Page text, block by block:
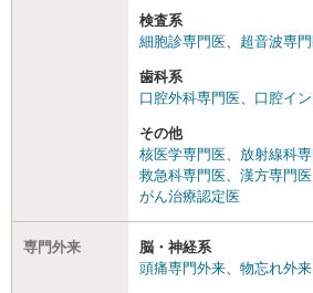
検査系
細胞診専門医
超音波専
歯科系
口腔外科専門医
口腔イ
その他
核医学専門医
放射線科
救急科専門医
漢方専門医
がん治療認定医
専門外来
脳・神経系
頭痛専門外来
物忘れ外